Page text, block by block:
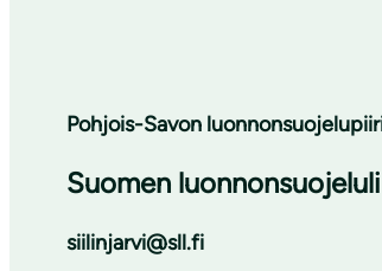
Pohjois-Savon
Suomen
siilinjarvi@sll.fi